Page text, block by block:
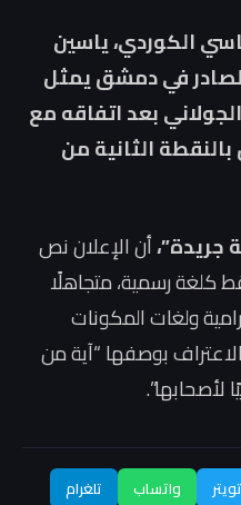
الكوردي، ياسين
في دمشق يمثل
بعد اتفاقه مع
الثانية من
جريدة”،أن الإعلان نص
كلغة رسمية، متجاهلًا
ولغات المكونات
بوصفها “آية من
لأصحابها”.
تويتر واتساب تلغرام